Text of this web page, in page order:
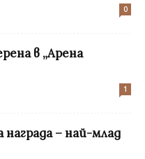
0
в „Арена
1
– най-млад